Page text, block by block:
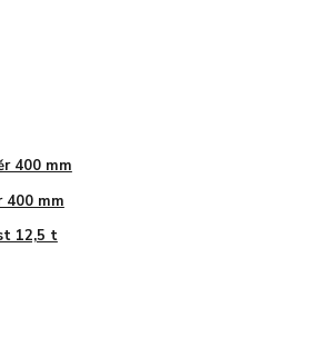
400 mm
400 mm
12,5 t